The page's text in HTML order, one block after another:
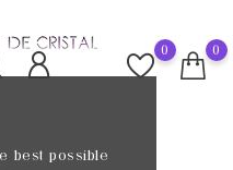
best possible
0
0